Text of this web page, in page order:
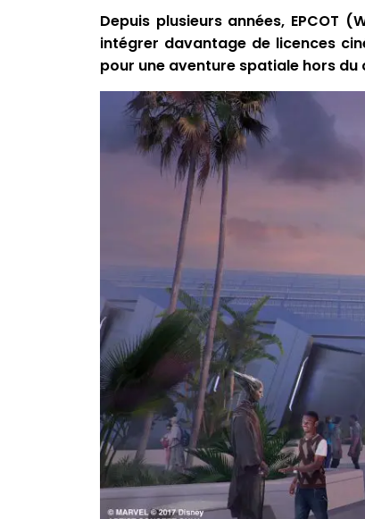
Depuis plusieurs années,
intégrer davantage de licences
pour une aventure spatiale hors du